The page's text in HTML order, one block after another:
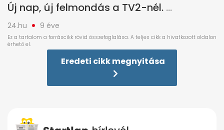
Új nap, új felmondás a TV2-nél.
24.hu 9 éve
Eredeti cikk megnyitása